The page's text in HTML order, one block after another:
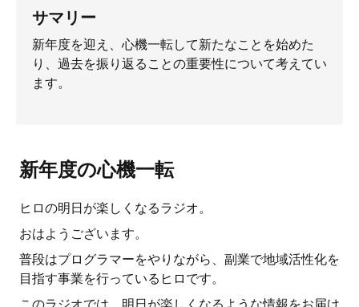
サマリー
新年度を迎え、心機一転して新たなことを始めた
り、過去を振り返ることの重要性について考えてい
ます。
新年度の心機一転
ヒロの明日が楽しくなるラジオ。
おはようございます。
普段はプログラマーをやりながら、副業で地域活性化を
目指す事業を行っているヒロです。